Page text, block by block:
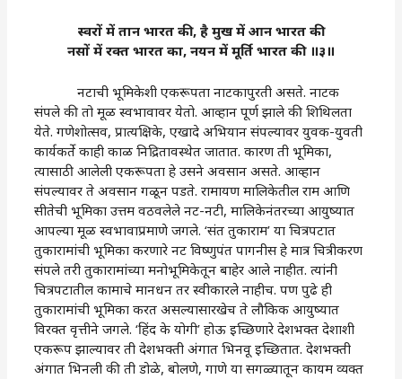
स्वरों में तान भारत की, है मुख में आन भारत की
नसों में रक्त भारत का, नयन में मूर्ति भारत की ॥३॥
नटाची भूमिकेशी एकरूपता नाटकापुरती असते. नाटक
संपले की तो मूळ स्वभावावर येतो. आव्हान पूर्ण झाले की शिथिलता
येते. गणेशोत्सव, प्रात्यक्षिके, एखादे अभियान संपल्यावर युवक-युवती
कार्यकर्ते काही काळ निद्रितावस्थेत जातात. कारण ती भूमिका,
त्यासाठी आलेली एकरूपता हे उसने अवसान असते. आव्हान
संपल्यावर ते अवसान गळून पडते. रामायण मालिकेतील राम आणि
सीतेची भूमिका उत्तम वठवलेले नट-नटी, मालिकेनंतरच्या आयुष्यात
आपल्या मूळ स्वभावाप्रमाणे जगले. ‘संत तुकाराम’ या चित्रपटात
तुकारामांची भूमिका करणारे नट विष्णुपंत पागनीस हे मात्र चित्रीकरण
संपले तरी तुकारामांच्या मनोभूमिकेतून बाहेर आले नाहीत. त्यांनी
चित्रपटातील कामाचे मानधन तर स्वीकारले नाहीच. पण पुढे ही
तुकारामांची भूमिका करत असल्यासारखेच ते लौकिक आयुष्यात
विरक्त वृत्तीने जगले. ‌‘हिंद के योगी‌’ होऊ इच्छिणारे देशभक्त देशाशी
एकरूप झाल्यावर ती देशभक्ती अंगात भिनवू इच्छितात. देशभक्ती
अंगात भिनली की ती डोळे, बोलणे, गाणे या सगळ्यातून कायम व्यक्त